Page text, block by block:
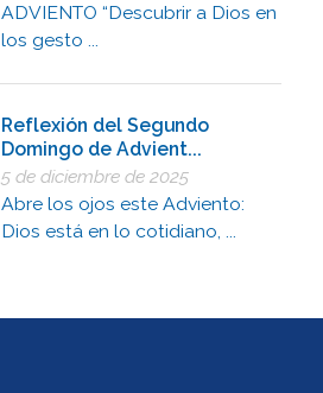
ADVIENTO “Descubrir a Dios en
los gesto ...
Reflexión del Segundo
Domingo de Advient...
5 de diciembre de 2025
Abre los ojos este Adviento:
Dios está en lo cotidiano, ...